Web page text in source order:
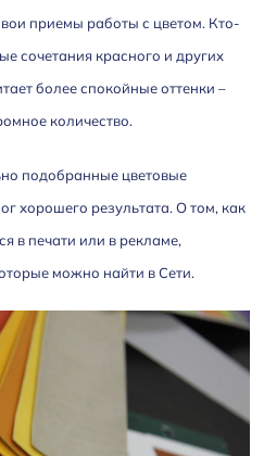
приемы работы с цветом. Кто-
сочетания красного и других
более спокойные оттенки –
количество.
подобранные цветовые
хорошего результата. О том, как
в печати или в рекламе,
можно найти в Сети.